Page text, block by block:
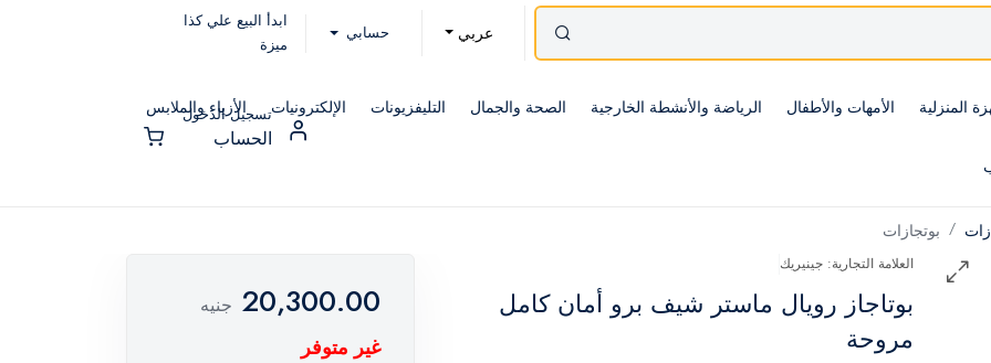
عربي حسابي
ابدأ البيع علي كذا
ميزة
المنزلية الأمهات والأطفال الرياضة والأنشطة الخارجية الصحة والجمال التليفزيونات الإلكترونيات الأزياء والملابس
تسجيل الدخول
الحساب
بوتجازات
العلامة التجارية: جينيريك
بوتاجاز رويال ماستر شيف برو أمان كامل
مروحة
20,300.00 جنيه
غير متوفر